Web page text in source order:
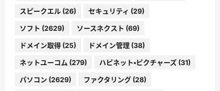
スピークエル (26) セキュリティ (29)
ソフト (2629) ソースネクスト (69)
ドメイン取得 (25) ドメイン管理 (38)
ネットユーコム (279) ハピネット・ピクチャーズ (31)
パソコン (2629) ファクタリング (28)